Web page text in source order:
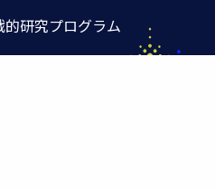
研究プログラム